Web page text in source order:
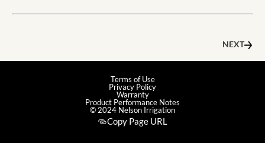
NEXT
Terms of Use
Privacy Policy
Warranty
Product Performance Notes
© 2024 Nelson Irrigation
Copy Page URL